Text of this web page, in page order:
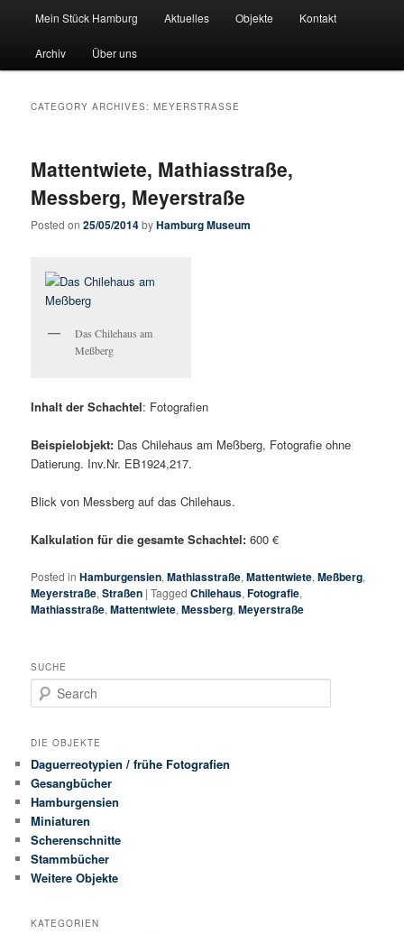
Mein-Stueck-Hamburg
Skip to primary content
Skip to secondary content
Mein Stück Hamburg Aktuelles Objekte Kontakt
Archiv Über uns
CATEGORY ARCHIVES:MEYERSTRASSE
Mattentwiete, Mathiasstraße,
Messberg, Meyerstraße
Posted on25/05/2014byHamburg Museum
Das Chilehaus am
Meßberg
Inhalt der Schachtel: Fotografien
Beispielobjekt: Das Chilehaus am Meßberg, Fotografie ohne
Datierung. Inv.Nr. EB1924,217.
Blick von Messberg auf das Chilehaus.
Kalkulation für die gesamte Schachtel: 600 €
Posted in Hamburgensien,Mathiasstraße,Mattentwiete,Meßberg,
Meyerstraße,Straßen |Tagged Chilehaus,Fotografie,
Mathiasstraße,Mattentwiete,Messberg,Meyerstraße
SUCHE
Search
DIE OBJEKTE
Daguerreotypien / frühe Fotografien
Gesangbücher
Hamburgensien
Miniaturen
Scherenschnitte
Stammbücher
Weitere Objekte
KATEGORIEN